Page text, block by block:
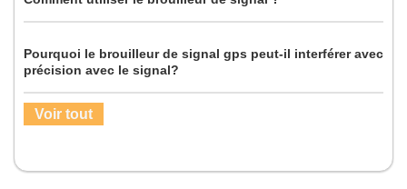
Pourquoi le brouilleur de signal gps peut-il interférer avec
précision avec le signal?
Voir tout